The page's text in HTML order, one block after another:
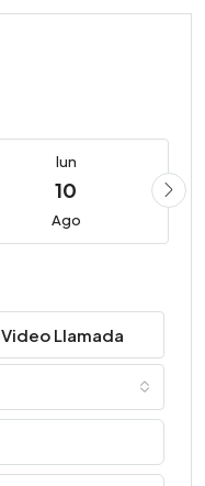
lun
10
Ago
Video Llamada